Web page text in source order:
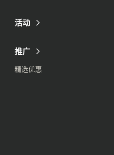
活动
推广
精选优惠